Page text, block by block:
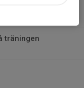
träningen